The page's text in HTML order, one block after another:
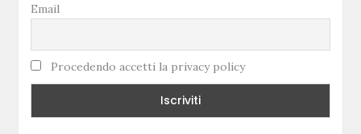
Email
Procedendo accetti la privacy policy